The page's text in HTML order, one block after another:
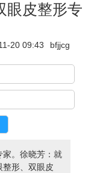
眼皮整形专
20 09:43 bfjjcg
家。徐晓芳：就
形、双眼皮